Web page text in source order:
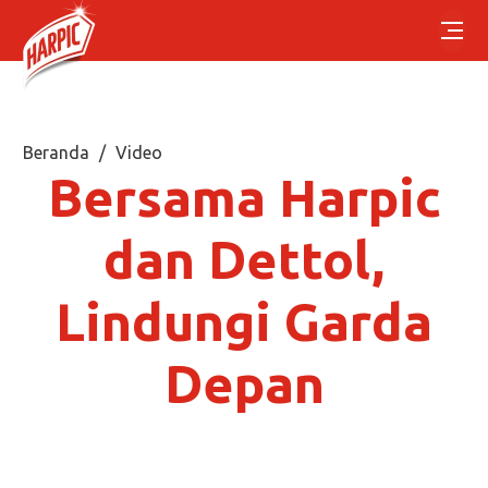
Beranda Video
Bersama Harpic
dan Dettol,
Lindungi Garda
Depan